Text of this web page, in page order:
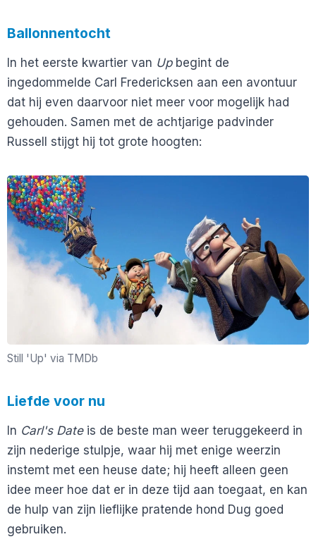
Ballonnentocht
In het eerste kwartier van Upbegint de
ingedommelde Carl Fredericksen aan een avontuur
dat hij even daarvoor niet meer voor mogelijk had
gehouden. Samen met de achtjarige padvinder
Russell stijgt hij tot grote hoogten:
Still 'Up' via TMDb
Liefde voor nu
In Carl's Dateis de beste man weer teruggekeerd in
zijn nederige stulpje, waar hij met enige weerzin
instemt met een heuse date; hij heeft alleen geen
idee meer hoe dat er in deze tijd aan toegaat, en kan
de hulp van zijn lieflijke pratende hond Dug goed
gebruiken.